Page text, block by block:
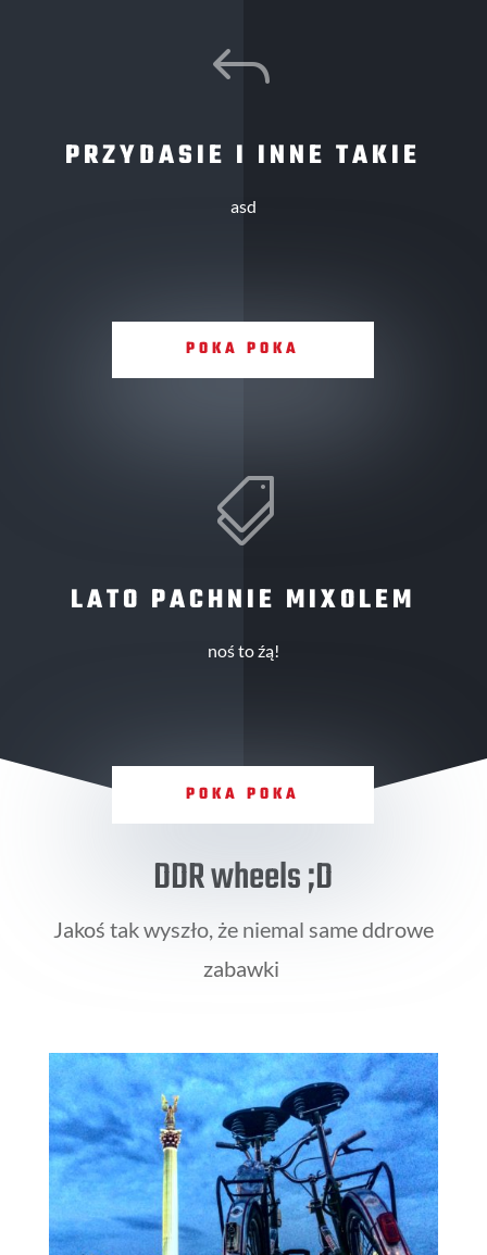
J
PRZYDASIE I INNE TAKIE
asd
POKA POKA

LATO PACHNIE MIXOLEM
noś to źą!
POKA POKA
DDR wheels ;D
Jakoś tak wyszło, że niemal same ddrowe
zabawki